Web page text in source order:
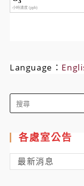
Language：
Search
for:
各處室公告
各
處
最新消息